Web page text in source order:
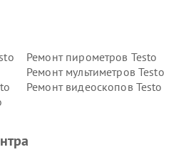
Ремонт пирометров Testo
Ремонт мультиметров Testo
Ремонт видеоскопов Testo